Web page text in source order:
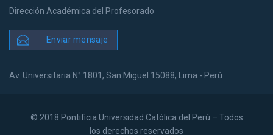
Dirección Académica del Profesorado
Enviar mensaje
Av. Universitaria N° 1801, San Miguel 15088, Lima - Perú
© 2018 Pontificia Universidad Católica del Perú – Todos
los derechos reservados